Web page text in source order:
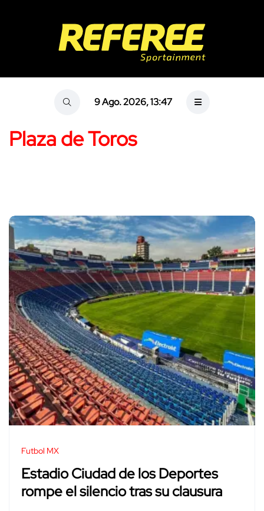
9 Ago. 2026, 13:47
Plaza de Toros
Futbol MX
Estadio Ciudad de los Deportes
rompe el silencio tras su clausura